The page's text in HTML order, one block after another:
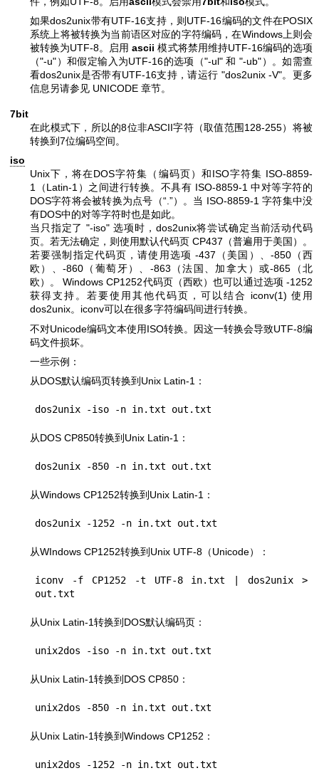
如果dos2unix带有UTF-16支持，则UTF-16编码的文件在POSIX
系统上将被转换为当前语区对应的字符编码，在Windows上则会
被转换为UTF-8。启用ascii 模式将禁用维持UTF-16编码的选项
（"-u"）和假定输入为UTF-16的选项（"-ul" 和"-ub"）。如需查
看dos2unix是否带有UTF-16支持，请运行 "dos2unix -V"。更多
信息另请参见 UNICODE 章节。
7bit
在此模式下，所以的8位非ASCII字符（取值范围128-255）将被
转换到7位编码空间。
iso
Unix下，将在DOS字符集（编码页）和ISO字符集 ISO-8859-
1（Latin-1）之间进行转换。不具有 ISO-8859-1 中对等字符的
DOS字符将会被转换为点号（“.”）。当 ISO-8859-1 字符集中没
有DOS中的对等字符时也是如此。
当只指定了"-iso" 选项时，dos2unix将尝试确定当前活动代码
页。若无法确定，则使用默认代码页 CP437（普遍用于美国）。
若要强制指定代码页，请使用选项 -437 （美国）、 -850（西
欧）、-860 （葡萄牙）、 -863 （法国、加拿大）或-865 （北
欧）。 Windows CP1252代码页（西欧）也可以通过选项 -1252
获得支持。若要使用其他代码页，可以结合 iconv(1) 使用
dos2unix。iconv可以在很多字符编码间进行转换。
不对Unicode编码文本使用ISO转换。因这一转换会导致UTF-8编
码文件损坏。
一些示例：
从DOS默认编码页转换到Unix Latin-1：
从DOS CP850转换到Unix Latin-1：
从Windows CP1252转换到Unix Latin-1：
从WIndows CP1252转换到Unix UTF-8（Unicode）：
iconv -f CP1252 -t UTF-8 in.txt | dos2unix >
从Unix Latin-1转换到DOS默认编码页：
从Unix Latin-1转换到DOS CP850：
从Unix Latin-1转换到Windows CP1252：